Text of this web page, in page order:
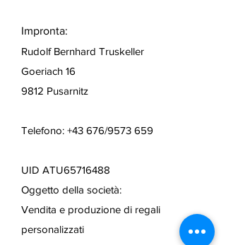
Impronta:
Rudolf Bernhard Truskeller
Goeriach 16
9812 Pusarnitz
Telefono: +43 676/9573 659
UID ATU65716488
Oggetto della società:
Vendita e produzione di regali
personalizzati